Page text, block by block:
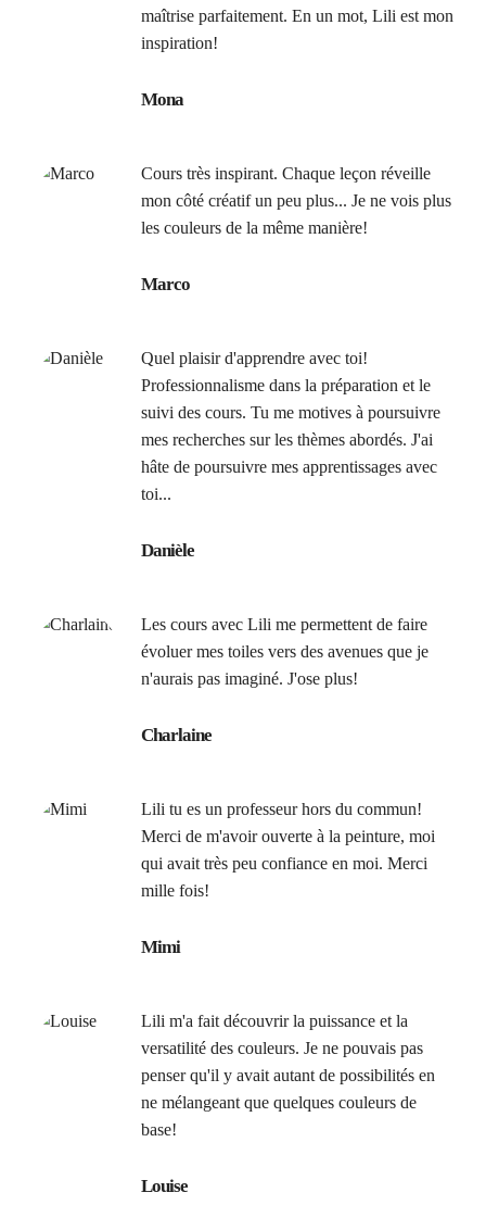
maîtrise parfaitement. En un mot, Lili est mon
inspiration!
Mona
Cours très inspirant. Chaque leçon réveille
mon côté créatif un peu plus... Je ne vois plus
les couleurs de la même manière!
Marco
Quel plaisir d'apprendre avec toi!
Professionnalisme dans la préparation et le
suivi des cours. Tu me motives à poursuivre
mes recherches sur les thèmes abordés. J'ai
hâte de poursuivre mes apprentissages avec
toi...
Danièle
Les cours avec Lili me permettent de faire
évoluer mes toiles vers des avenues que je
n'aurais pas imaginé. J'ose plus!
Charlaine
Lili tu es un professeur hors du commun!
Merci de m'avoir ouverte à la peinture, moi
qui avait très peu confiance en moi. Merci
mille fois!
Mimi
Lili m'a fait découvrir la puissance et la
versatilité des couleurs. Je ne pouvais pas
penser qu'il y avait autant de possibilités en
ne mélangeant que quelques couleurs de
base!
Louise